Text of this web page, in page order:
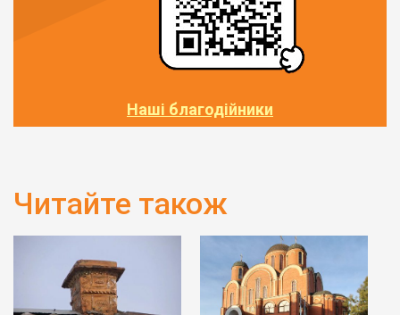
Наші благодійники
Читайте також